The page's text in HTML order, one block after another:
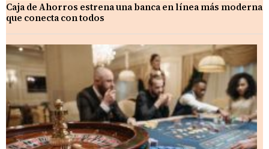
Caja de Ahorros estrena una banca en línea más moderna
que conecta con todos